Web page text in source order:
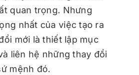
quan trọng. Nhưng
nhất của việc tạo ra
mới là thiết lập mục
liên hệ những thay đổi
mệnh đó.